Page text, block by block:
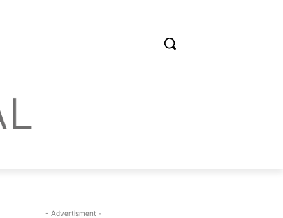
- Advertisment -